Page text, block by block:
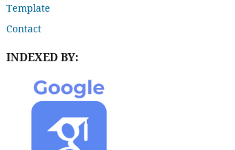
Template
Contact
INDEXED BY: